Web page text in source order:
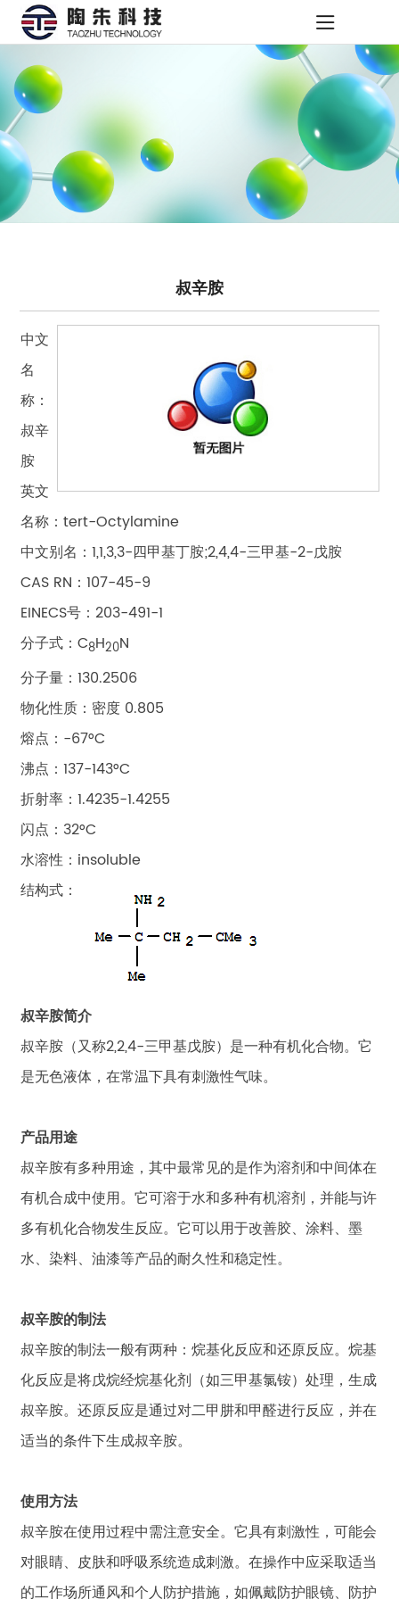
叔辛胺
中文
名
称：
叔辛
胺
英文
名称：tert-Octylamine
中文别名：1,1,3,3-四甲基丁胺;2,4,4-三甲基-2-戊胺
CAS RN：107-45-9
EINECS号：203-491-1
分子式：C8H20N
分子量：130.2506
物化性质：密度 0.805
熔点：-67°C
沸点：137-143°C
折射率：1.4235-1.4255
闪点：32°C
水溶性：insoluble
结构式：
叔辛胺简介
叔辛胺（又称2,2,4-三甲基戊胺）是一种有机化合物。它
是无色液体，在常温下具有刺激性气味。
产品用途
叔辛胺有多种用途，其中最常见的是作为溶剂和中间体在
有机合成中使用。它可溶于水和多种有机溶剂，并能与许
多有机化合物发生反应。它可以用于改善胶、涂料、墨
水、染料、油漆等产品的耐久性和稳定性。
叔辛胺的制法
叔辛胺的制法一般有两种：烷基化反应和还原反应。烷基
化反应是将戊烷经烷基化剂（如三甲基氯铵）处理，生成
叔辛胺。还原反应是通过对二甲肼和甲醛进行反应，并在
适当的条件下生成叔辛胺。
使用方法
叔辛胺在使用过程中需注意安全。它具有刺激性，可能会
对眼睛、皮肤和呼吸系统造成刺激。在操作中应采取适当
的工作场所通风和个人防护措施，如佩戴防护眼镜、防护